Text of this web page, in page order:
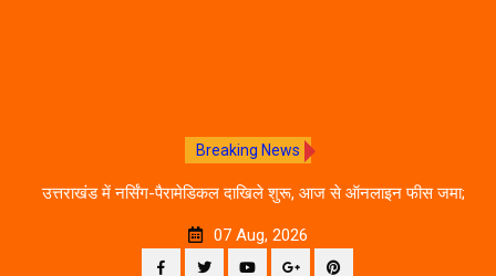
Breaking News
उत्तराखंड में नर्सिंग-पैरामेडिकल दाखिले शुरू, आज से ऑनलाइन फीस जमा;
07 Aug, 2026